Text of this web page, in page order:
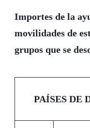
Importes de la
movilidades de
grupos que se
PAÍSES DE